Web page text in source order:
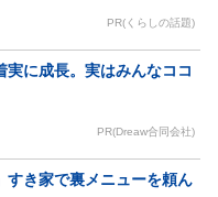
PR(くらしの話題)
実に成長。実はみんなココ
PR(Dreaw合同会社)
すき家で裏メニューを頼ん